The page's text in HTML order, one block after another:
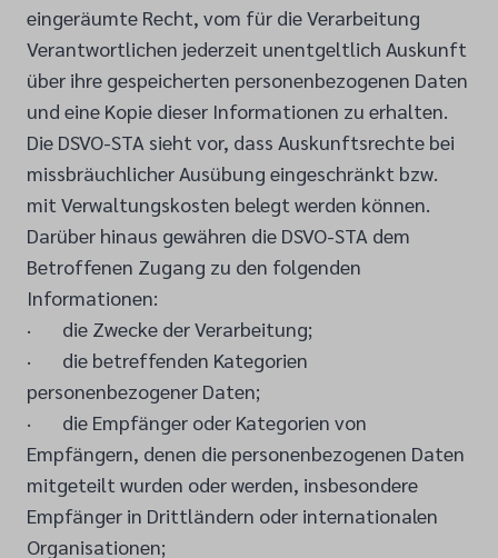
eingeräumte Recht, vom für die Verarbeitung
Verantwortlichen jederzeit unentgeltlich Auskunft
über ihre gespeicherten personenbezogenen Daten
und eine Kopie dieser Informationen zu erhalten.
Die DSVO-STA sieht vor, dass Auskunftsrechte bei
missbräuchlicher Ausübung eingeschränkt bzw.
mit Verwaltungskosten belegt werden können.
Darüber hinaus gewähren die DSVO-STA dem
Betroffenen Zugang zu den folgenden
Informationen:
· die Zwecke der Verarbeitung;
· die betreffenden Kategorien
personenbezogener Daten;
· die Empfänger oder Kategorien von
Empfängern, denen die personenbezogenen Daten
mitgeteilt wurden oder werden, insbesondere
Empfänger in Drittländern oder internationalen
Organisationen;